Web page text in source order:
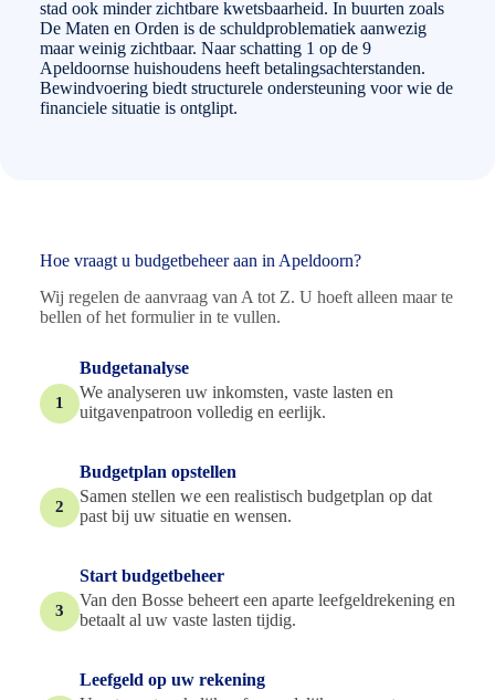
stad ook minder zichtbare kwetsbaarheid. In buurten zoals
De Maten en Orden is de schuldproblematiek aanwezig
maar weinig zichtbaar. Naar schatting 1 op de 9
Apeldoornse huishoudens heeft betalingsachterstanden.
Bewindvoering biedt structurele ondersteuning voor wie de
financiele situatie is ontglipt.
Hoe vraagt u budgetbeheer aan in Apeldoorn?
Wij regelen de aanvraag van A tot Z. U hoeft alleen maar te
bellen of het formulier in te vullen.
1
Budgetanalyse
We analyseren uw inkomsten, vaste lasten en
uitgavenpatroon volledig en eerlijk.
2
Budgetplan opstellen
Samen stellen we een realistisch budgetplan op dat
past bij uw situatie en wensen.
3
Start budgetbeheer
Van den Bosse beheert een aparte leefgeldrekening en
betaalt al uw vaste lasten tijdig.
Leefgeld op uw rekening